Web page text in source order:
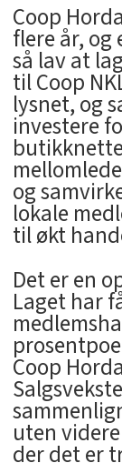
Coop
flere år, og
så lav at
til Coop
lysnet, og
investere
og
lokale
til økt
Det er en
Laget har
Coop
uten
der det er